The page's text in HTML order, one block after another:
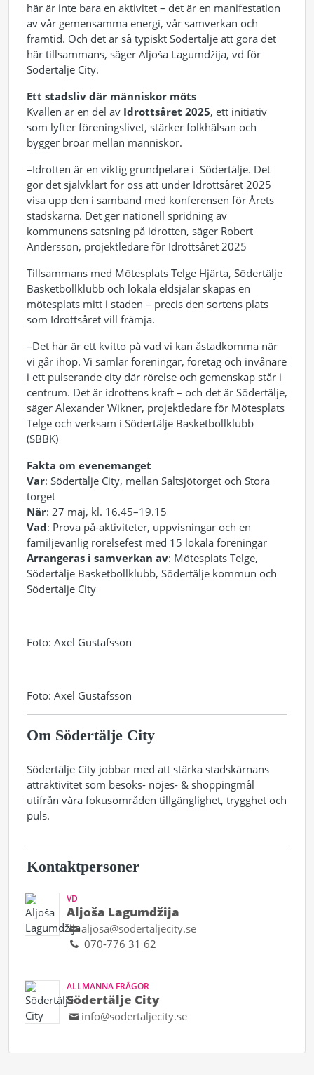
här är inte bara en aktivitet – det är en manifestation
av vår gemensamma energi, vår samverkan och
framtid. Och det är så typiskt Södertälje att göra det
här tillsammans, säger Aljoša Lagumdžija, vd för
Södertälje City.
Ett stadsliv där människor möts
Kvällen är en del av Idrottsåret 2025, ett initiativ
som lyfter föreningslivet, stärker folkhälsan och
bygger broar mellan människor.
–Idrotten är en viktig grundpelare i Södertälje. Det
gör det självklart för oss att under Idrottsåret 2025
visa upp den i samband med konferensen för Årets
stadskärna. Det ger nationell spridning av
kommunens satsning på idrotten, säger Robert
Andersson, projektledare för Idrottsåret 2025
Tillsammans med Mötesplats Telge Hjärta, Södertälje
Basketbollklubb och lokala eldsjälar skapas en
mötesplats mitt i staden – precis den sortens plats
som Idrottsåret vill främja.
–Det här är ett kvitto på vad vi kan åstadkomma när
vi går ihop. Vi samlar föreningar, företag och invånare
i ett pulserande city där rörelse och gemenskap står i
centrum. Det är idrottens kraft – och det är Södertälje,
säger Alexander Wikner, projektledare för Mötesplats
Telge och verksam i Södertälje Basketbollklubb
(SBBK)
Fakta om evenemanget
Var: Södertälje City, mellan Saltsjötorget och Stora
torget
När: 27 maj, kl. 16.45–19.15
Vad: Prova på-aktiviteter, uppvisningar och en
familjevänlig rörelsefest med 15 lokala föreningar
Arrangeras i samverkan av: Mötesplats Telge,
Södertälje Basketbollklubb, Södertälje kommun och
Södertälje City
Foto: Axel Gustafsson
Foto: Axel Gustafsson
Om Södertälje City
Södertälje City jobbar med att stärka stadskärnans
attraktivitet som besöks- nöjes- & shoppingmål
utifrån våra fokusområden tillgänglighet, trygghet och
puls.
Kontaktpersoner
VD
Aljoša Lagumdžija
aljosa@sodertaljecity.se
070-776 31 62
ALLMÄNNA FRÅGOR
Södertälje City
info@sodertaljecity.se